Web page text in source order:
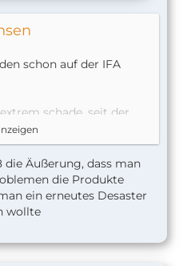
schon auf der IFA
schade, seit der
bei mir zum Teil
Koogeek.
Äußerung, dass man
die Produkte
ein erneutes Desaster
wollte